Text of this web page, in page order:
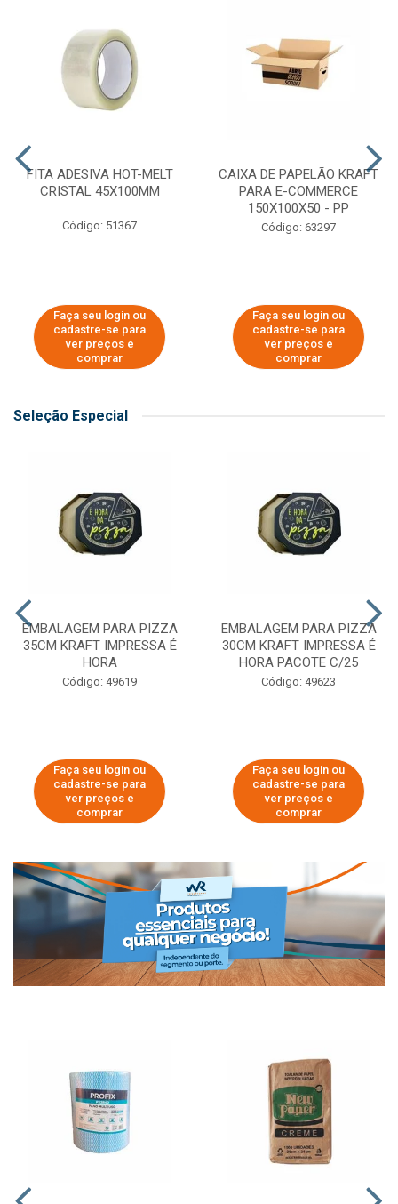
FITA ADESIVA HOT-MELT
CRISTAL 45X100MM
Código: 51367
Faça seu login ou
cadastre-se para
ver preços e
comprar
CAIXA DE PAPELÃO KRAFT
PARA E-COMMERCE
150X100X50 - PP
Código: 63297
Faça seu login ou
cadastre-se para
ver preços e
comprar
Seleção Especial
EMBALAGEM PARA PIZZA
35CM KRAFT IMPRESSA É
HORA
Código: 49619
Faça seu login ou
cadastre-se para
ver preços e
comprar
EMBALAGEM PARA PIZZA
30CM KRAFT IMPRESSA É
HORA PACOTE C/25
Código: 49623
Faça seu login ou
cadastre-se para
ver preços e
comprar